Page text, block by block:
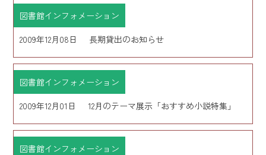
図書館インフォメーション
2009年12月08日
長期貸出のお知らせ
図書館インフォメーション
2009年12月01日
12月のテーマ展示「おすすめ小説特集」
図書館インフォメーション